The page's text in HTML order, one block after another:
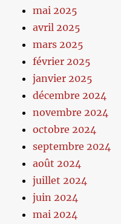
mai 2025
avril 2025
mars 2025
février 2025
janvier 2025
décembre 2024
novembre 2024
octobre 2024
septembre 2024
août 2024
juillet 2024
juin 2024
mai 2024